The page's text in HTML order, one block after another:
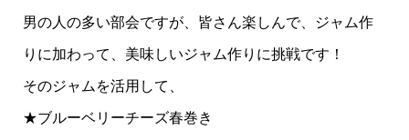
男の人の多い部会ですが、皆さん楽しんで、ジャム作
りに加わって、美味しいジャム作りに挑戦です！
そのジャムを活用して、
★ブルーベリーチーズ春巻き